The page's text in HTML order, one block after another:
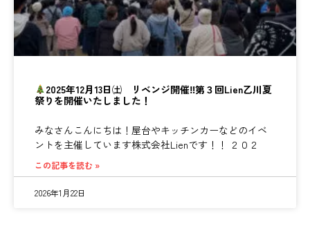
2025年12月13日㈯ リベンジ開催‼第３回Lien乙川夏
祭りを開催いたしました！
みなさんこんにちは！屋台やキッチンカーなどのイベ
ントを主催しています株式会社Lienです！！ ２０２
この記事を読む »
2026年1月22日